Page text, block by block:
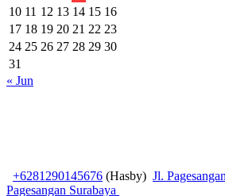
10 11 12 13 14 15 16
17 18 19 20 21 22 23
24 25 26 27 28 29 30
31
« Jun
+6281290145676 (Hasby) Jl.
Pagesangan Surabaya